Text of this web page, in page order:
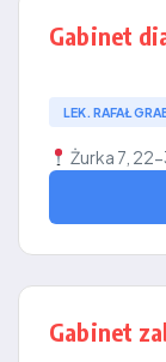
Gabinet
LEK. RAFAŁ
Żurka 7,
Gabinet